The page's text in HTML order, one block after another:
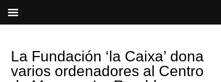
La Fundación ‘la Caixa’ dona
varios ordenadores al Centro